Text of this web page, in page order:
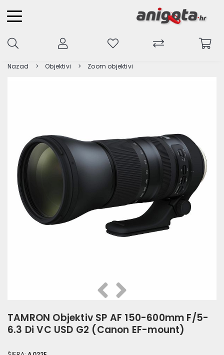
Nazad Objektivi Zoom objektivi
PrethodnaSlijedeća
TAMRON Objektiv SP AF 150-600mm F/5-
6.3 Di VC USD G2 (Canon EF-mount)